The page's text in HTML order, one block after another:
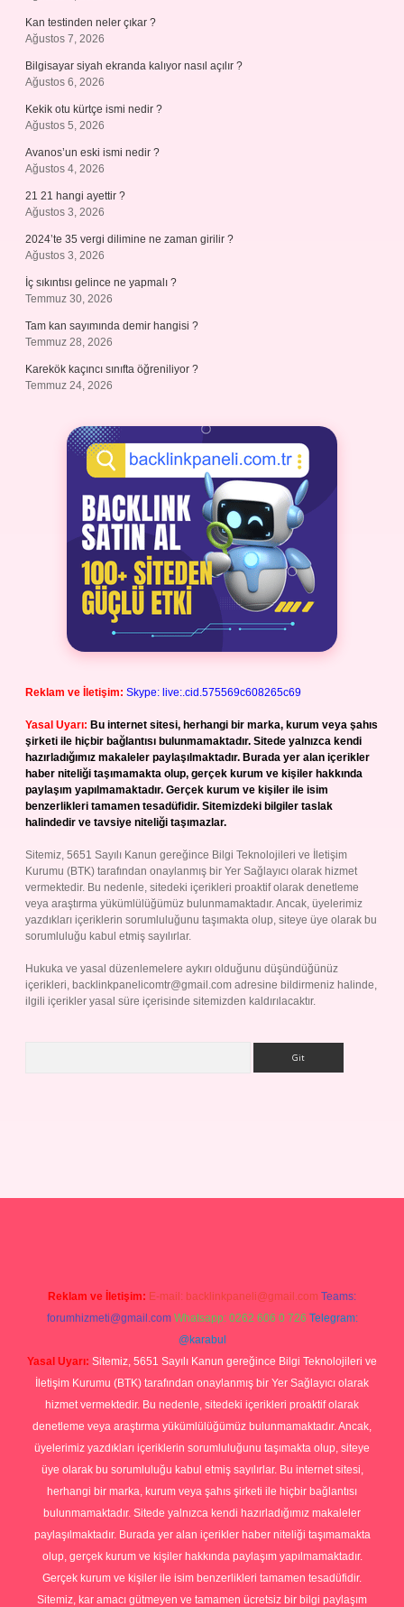
Kan testinden neler çıkar ?
Ağustos 7, 2026
Bilgisayar siyah ekranda kalıyor nasıl açılır ?
Ağustos 6, 2026
Kekik otu kürtçe ismi nedir ?
Ağustos 5, 2026
Avanos’un eski ismi nedir ?
Ağustos 4, 2026
21 21 hangi ayettir ?
Ağustos 3, 2026
2024’te 35 vergi dilimine ne zaman girilir ?
Ağustos 3, 2026
İç sıkıntısı gelince ne yapmalı ?
Temmuz 30, 2026
Tam kan sayımında demir hangisi ?
Temmuz 28, 2026
Karekök kaçıncı sınıfta öğreniliyor ?
Temmuz 24, 2026
Reklam ve İletişim: Skype: live:.cid.575569c608265c69
Yasal Uyarı: Bu internet sitesi, herhangi bir marka, kurum veya şahıs
şirketi ile hiçbir bağlantısı bulunmamaktadır. Sitede yalnızca kendi
hazırladığımız makaleler paylaşılmaktadır. Burada yer alan içerikler
haber niteliği taşımamakta olup, gerçek kurum ve kişiler hakkında
paylaşım yapılmamaktadır. Gerçek kurum ve kişiler ile isim
benzerlikleri tamamen tesadüfidir. Sitemizdeki bilgiler taslak
halindedir ve tavsiye niteliği taşımazlar.
Sitemiz, 5651 Sayılı Kanun gereğince Bilgi Teknolojileri ve İletişim
Kurumu (BTK) tarafından onaylanmış bir Yer Sağlayıcı olarak hizmet
vermektedir. Bu nedenle, sitedeki içerikleri proaktif olarak denetleme
veya araştırma yükümlülüğümüz bulunmamaktadır. Ancak, üyelerimiz
yazdıkları içeriklerin sorumluluğunu taşımakta olup, siteye üye olarak bu
sorumluluğu kabul etmiş sayılırlar.
Hukuka ve yasal düzenlemelere aykırı olduğunu düşündüğünüz
içerikleri, backlinkpanelicomtr@gmail.com adresine bildirmeniz halinde,
ilgili içerikler yasal süre içerisinde sitemizden kaldırılacaktır.
Reklam ve İletişim: E-mail: backlinkpaneli@gmail.com Teams:
forumhizmeti@gmail.com Whatsapp: 0262 606 0 726 Telegram:
@karabul
Yasal Uyarı: Sitemiz, 5651 Sayılı Kanun gereğince Bilgi Teknolojileri ve
İletişim Kurumu (BTK) tarafından onaylanmış bir Yer Sağlayıcı olarak
hizmet vermektedir. Bu nedenle, sitedeki içerikleri proaktif olarak
denetleme veya araştırma yükümlülüğümüz bulunmamaktadır. Ancak,
üyelerimiz yazdıkları içeriklerin sorumluluğunu taşımakta olup, siteye
üye olarak bu sorumluluğu kabul etmiş sayılırlar. Bu internet sitesi,
herhangi bir marka, kurum veya şahıs şirketi ile hiçbir bağlantısı
bulunmamaktadır. Sitede yalnızca kendi hazırladığımız makaleler
paylaşılmaktadır. Burada yer alan içerikler haber niteliği taşımamakta
olup, gerçek kurum ve kişiler hakkında paylaşım yapılmamaktadır.
Gerçek kurum ve kişiler ile isim benzerlikleri tamamen tesadüfidir.
Sitemiz, kar amacı gütmeyen ve tamamen ücretsiz bir bilgi paylaşım